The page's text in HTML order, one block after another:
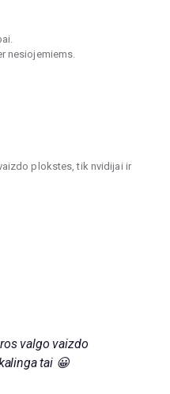
nesiojemiems.
plokstes, tik nvidijai ir
valgo vaizdo
tai 😀